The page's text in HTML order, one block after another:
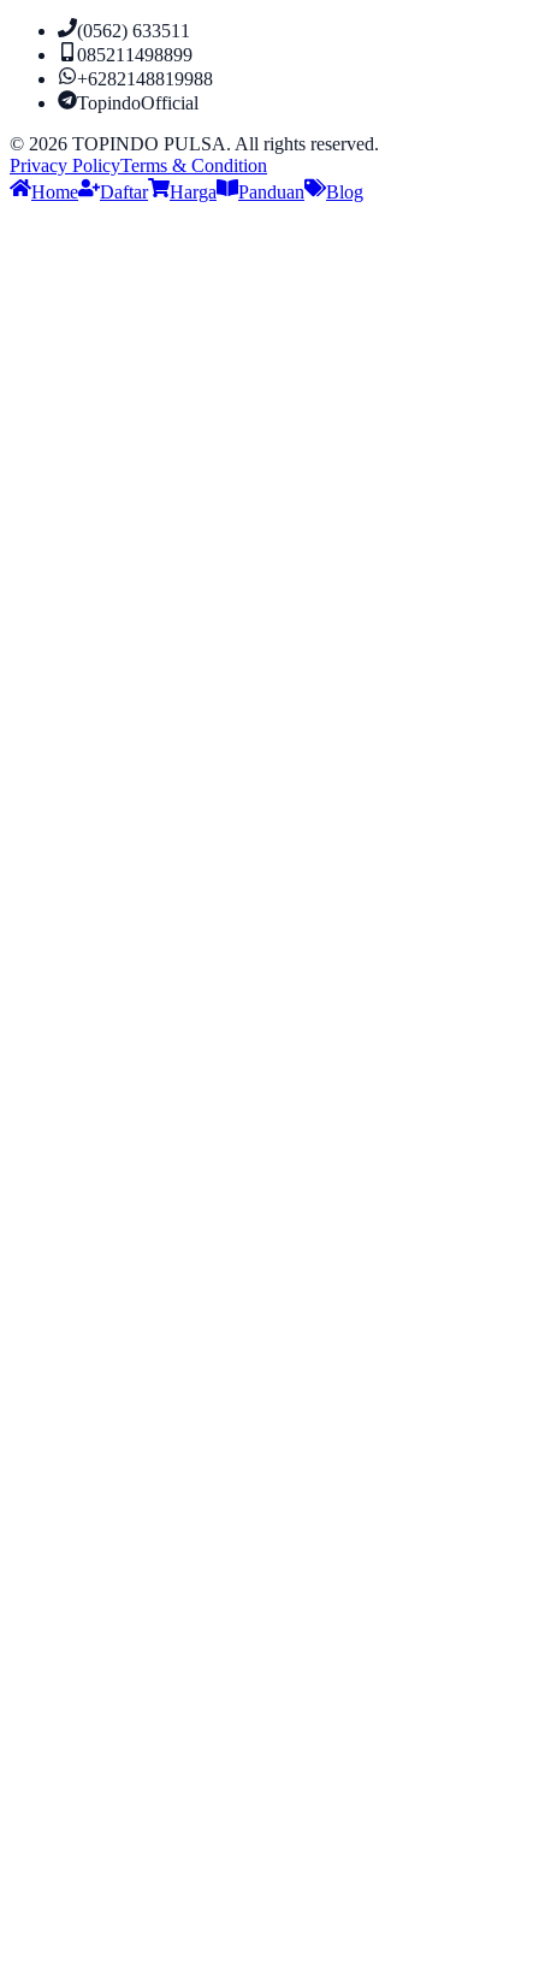
(0562) 633511
085211498899
+6282148819988
TopindoOfficial
© 2026 TOPINDO PULSA. All rights reserved.
Privacy PolicyTerms & Condition
Home
Daftar Harga Panduan Blog